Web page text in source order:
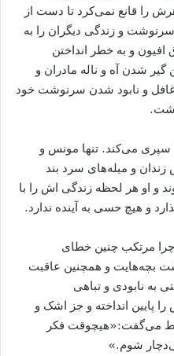
را قانع نمی‌کرد تا دست از
و زندگی دیگران را به
افیون و به خطر انداختن
شدن آه و ناله مادران و
غافل و نابود شدن سرنوشت خود
سپری می‌کند. تنها مونس و
و میله‌های سرد بند
او هر لحظه زندگی اش را با
و هیچ حسی به آینده ندارد.
مرتکب چنین خطای
بچه‌هایت و همچنین عاقبت
به نابودی و تباهی
انداخته و جز اشک و
می‌گفت:«هیچوقت فکر
شوم.»